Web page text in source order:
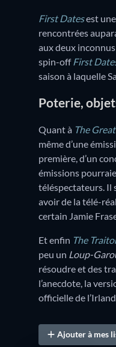
First Datesest
rencontrées
aux deux
spin-offFirst
saison à laquelle
Poterie,
Quant à The
même d’une
première, d’un
émissions
téléspectateurs. Il
avoir de la télé-
certain Jamie
Et enfin The
peu un Loup-
résoudre et des
l’anecdote, la
officielle de
Ajouter à mes